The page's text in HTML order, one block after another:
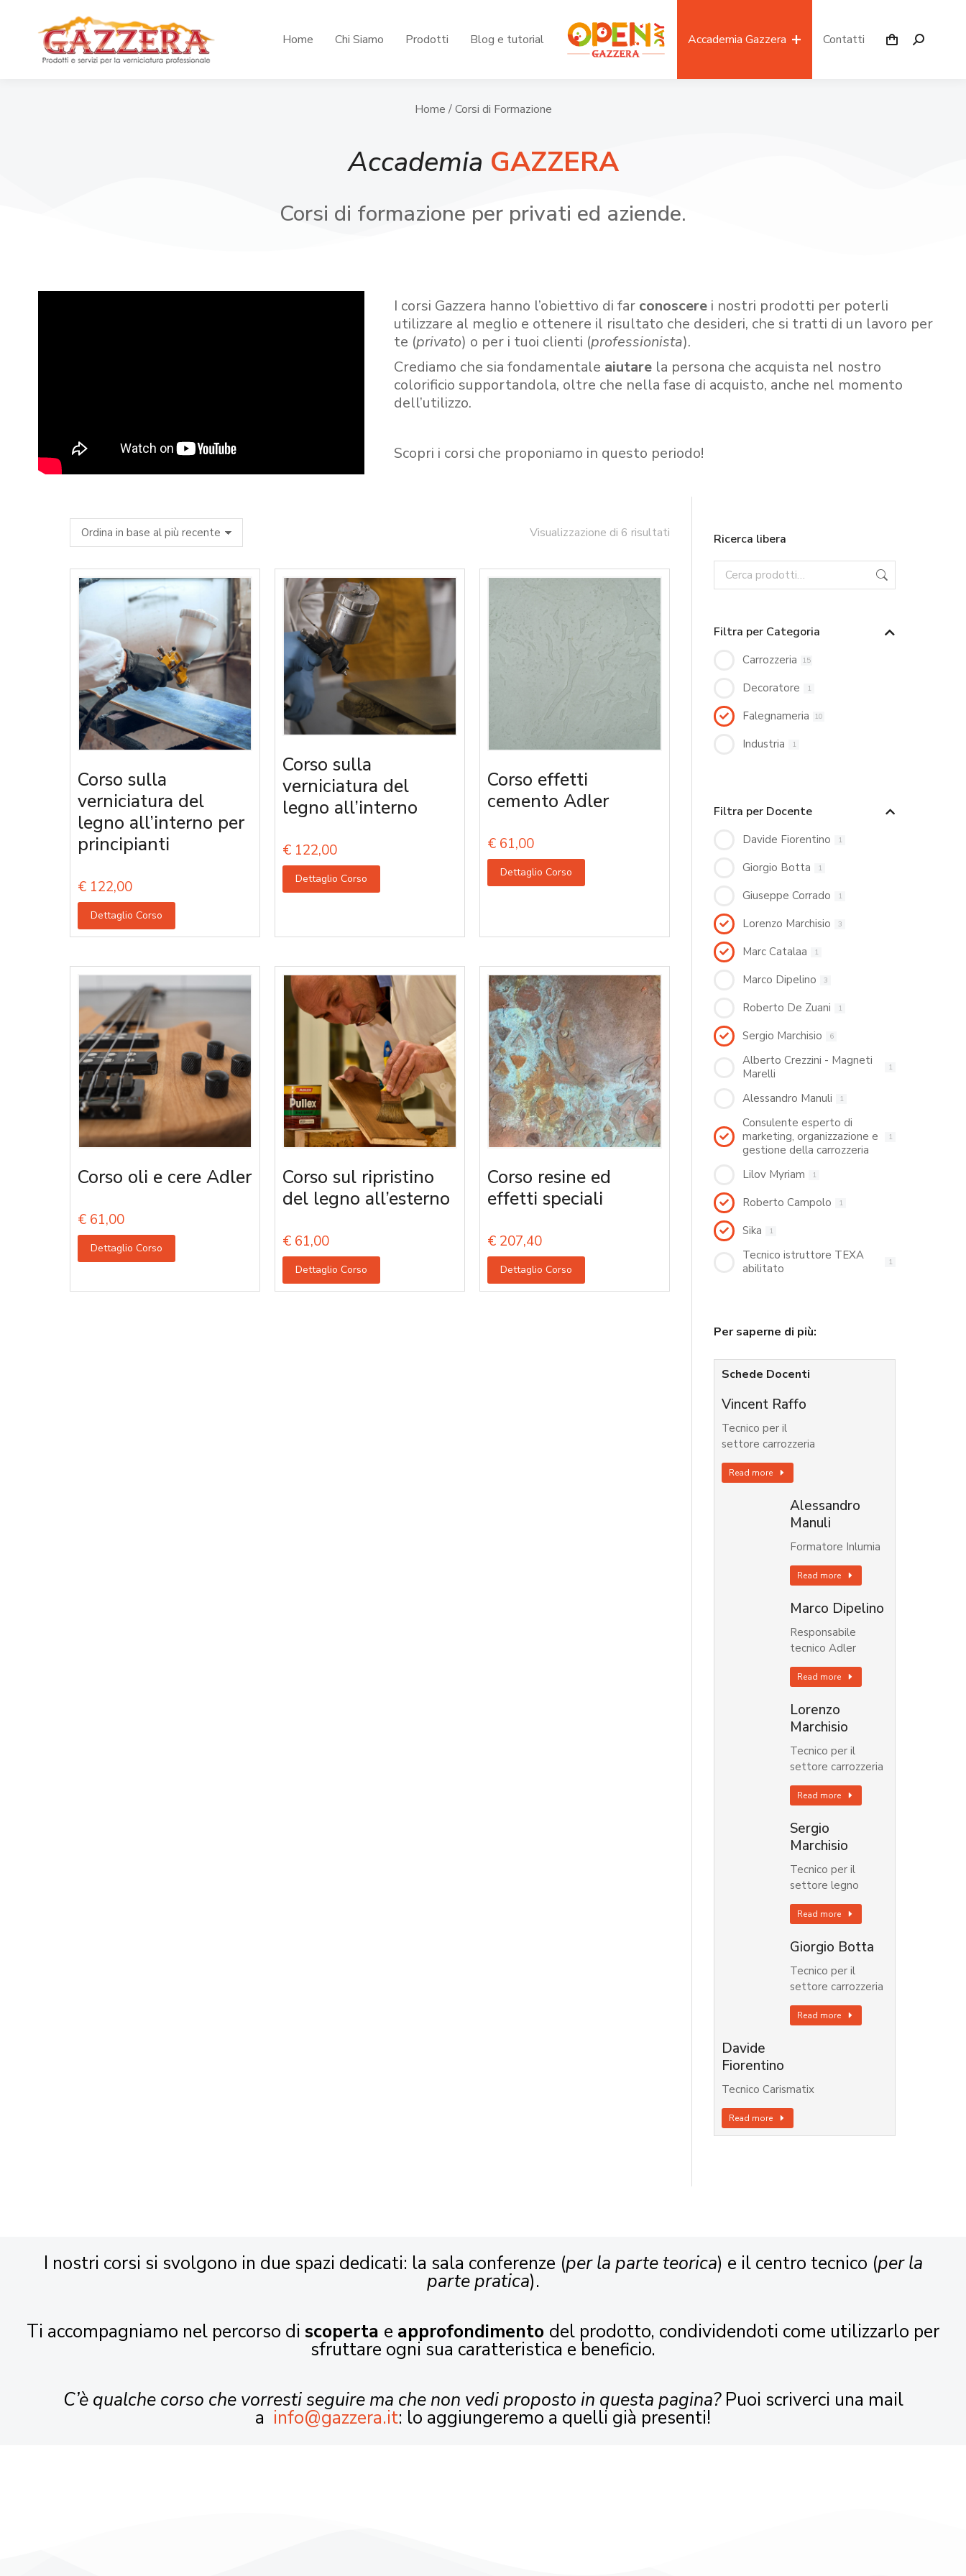
Home Chi Siamo Prodotti Blog e tutorial Accademia Gazzera Contatti
Home / Corsi di Formazione
Accademia GAZZERA
Corsi di formazione per privati ed aziende.
I corsi Gazzera hanno l’obiettivo di far conoscerei nostri prodotti per poterli
utilizzare al meglio e ottenere il risultato che desideri, che si tratti di un lavoro per
te (privato) o per i tuoi clienti (professionista).
Crediamo che sia fondamentale aiutare la persona che acquista nel nostro
colorificio supportandola, oltre che nella fase di acquisto, anche nel momento
dell’utilizzo.
Scopri i corsi che proponiamo in questo periodo!
Visualizzazione di 6 risultati
Corso sulla
verniciatura del
legno all’interno per
principianti
€ 122,00
Dettaglio Corso
Corso sulla
verniciatura del
legno all’interno
€ 122,00
Dettaglio Corso
Corso effetti
cemento Adler
€ 61,00
Dettaglio Corso
Corso oli e cere Adler
€ 61,00
Dettaglio Corso
Corso sul ripristino
del legno all’esterno
€ 61,00
Dettaglio Corso
Corso resine ed
effetti speciali
€ 207,40
Dettaglio Corso
Ricerca libera
Filtra per Categoria
Carrozzeria 15
Decoratore 1
Falegnameria 10
Industria 1
Filtra per Docente
Davide Fiorentino 1
Giorgio Botta 1
Giuseppe Corrado 1
Lorenzo Marchisio 3
Marc Catalaa 1
Marco Dipelino 3
Roberto De Zuani 1
Sergio Marchisio 6
Alberto Crezzini - Magneti
Marelli
1
Alessandro Manuli 1
Consulente esperto di
marketing, organizzazione e
gestione della carrozzeria
1
Lilov Myriam 1
Roberto Campolo 1
Sika 1
Tecnico istruttore TEXA
abilitato
1
Per saperne di più:
Schede Docenti
Vincent Raffo
Tecnico per il
settore carrozzeria
Read more
Alessandro
Manuli
Formatore Inlumia
Read more
Marco Dipelino
Responsabile
tecnico Adler
Read more
Lorenzo
Marchisio
Tecnico per il
settore carrozzeria
Read more
Sergio
Marchisio
Tecnico per il
settore legno
Read more
Giorgio Botta
Tecnico per il
settore carrozzeria
Read more
Davide
Fiorentino
Tecnico Carismatix
Read more
I nostri corsi si svolgono in due spazi dedicati: la sala conferenze (per la parte teorica) e il centro tecnico (per la
parte pratica).
Ti accompagniamo nel percorso di scoperta e approfondimento del prodotto, condividendoti come utilizzarlo per
sfruttare ogni sua caratteristica e beneficio.
C’è qualche corso che vorresti seguire ma che non vedi proposto in questa pagina?Puoi scriverci una mail
a info@gazzera.it: lo aggiungeremo a quelli già presenti!